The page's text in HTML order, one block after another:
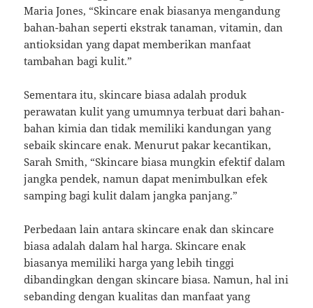
Maria Jones, “Skincare enak biasanya mengandung
bahan-bahan seperti ekstrak tanaman, vitamin, dan
antioksidan yang dapat memberikan manfaat
tambahan bagi kulit.”
Sementara itu, skincare biasa adalah produk
perawatan kulit yang umumnya terbuat dari bahan-
bahan kimia dan tidak memiliki kandungan yang
sebaik skincare enak. Menurut pakar kecantikan,
Sarah Smith, “Skincare biasa mungkin efektif dalam
jangka pendek, namun dapat menimbulkan efek
samping bagi kulit dalam jangka panjang.”
Perbedaan lain antara skincare enak dan skincare
biasa adalah dalam hal harga. Skincare enak
biasanya memiliki harga yang lebih tinggi
dibandingkan dengan skincare biasa. Namun, hal ini
sebanding dengan kualitas dan manfaat yang